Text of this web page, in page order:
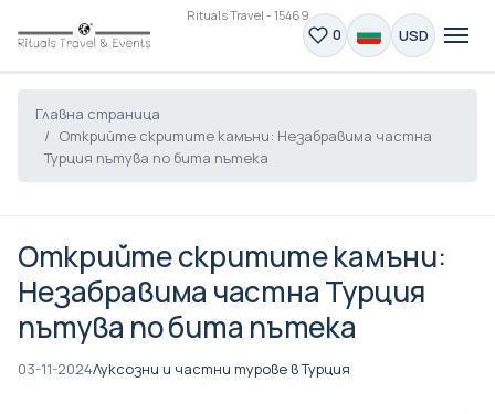
Rituals Travel - 15469
0 USD
Главна страница
Открийте скритите камъни: Незабравима частна
Турция пътува по бита пътека
Открийте скритите камъни:
Незабравима частна Турция
пътува по бита пътека
03-11-2024Луксозни и частни турове в Турция